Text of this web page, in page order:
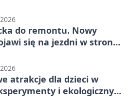
do remontu. Nowy
się na jezdni w stronę
atrakcje dla dzieci w
i ekologiczny